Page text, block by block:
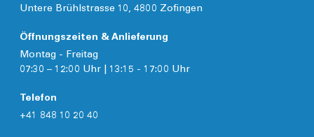
Untere Brühlstrasse 10, 4800 Zofingen
Öffnungszeiten & Anlieferung
Montag - Freitag
07:30 – 12:00 Uhr | 13:15 - 17:00 Uhr
Telefon
+41 848 10 20 40